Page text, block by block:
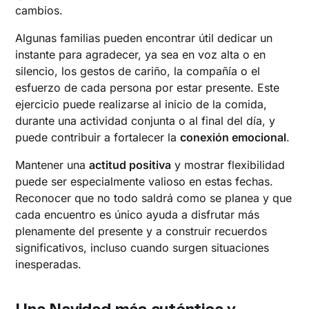
cambios.
Algunas familias pueden encontrar útil dedicar un
instante para agradecer, ya sea en voz alta o en
silencio, los gestos de cariño, la compañía o el
esfuerzo de cada persona por estar presente. Este
ejercicio puede realizarse al inicio de la comida,
durante una actividad conjunta o al final del día, y
puede contribuir a fortalecer laconexión emocional.
Mantener unaactitud positiva y mostrar flexibilidad
puede ser especialmente valioso en estas fechas.
Reconocer que no todo saldrá como se planea y que
cada encuentro es único ayuda a disfrutar más
plenamente del presente y a construir recuerdos
significativos, incluso cuando surgen situaciones
inesperadas.